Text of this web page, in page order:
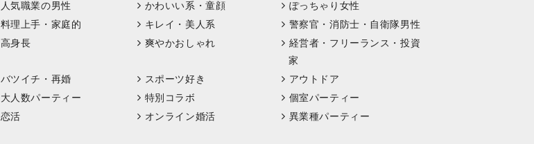
人気職業の男性 かわいい系・童顔
ぽっちゃり女性
料理上手・家庭的 キレイ・美人系
警察官・消防士・自衛隊男性
高身長 爽やかおしゃれ
経営者・フリーランス・投資
家
バツイチ・再婚 スポーツ好き
アウトドア
大人数パーティー 特別コラボ
個室パーティー
恋活 オンライン婚活
異業種パーティー